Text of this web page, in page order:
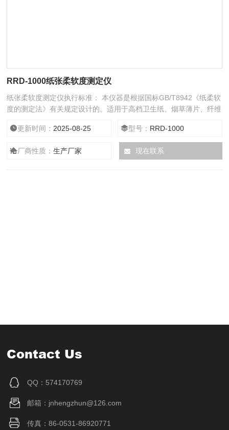
RRD-1000纸张柔软度测定仪
纸张柔软度测定仪执行标准： 本仪器是根据国标GB/T8942《纸柔软
度的测定法》有关规定设计的。适用于高档卫生纸、烟草薄片、纤维
数字电路技术，具有技术良好，功能齐全，操作简单方便等优点，是
造纸、科研单位和商检部门理想的检测仪器。
更新时间： 2025-08-25 型号： RRD-1000
厂商性质：生产厂家 现在联系
Contact Us
QQ：574170769
邮箱：jnhengzhun@126.com
传真：86-0531-86920771